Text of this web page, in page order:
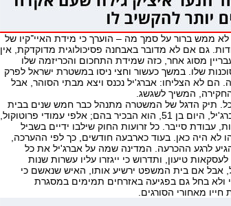
ממש ברור על סמך מה – הוערך כי מידת האיי־קיו של
עומדת על 150 נקודות. גם אם לא מדובר באבחנה פסיכולוגית מדוקדקת, אין
מסוג אחר, כזה שמידת התחכום והכריזמה שלו
שלו. במשך כעשור וחצי ניסו במשטרת ישראל לפרק
לא הצליחו: אברג'יל נכנס ויצא מבתי הסוהר, אבל
המשיך לשגשג.
512 ושינה הכל. תיק הדגל של המשטרה מתנהל כבר חמש שנים בבית
המשפט. 20 נאשמים, שאברג'יל, היום בן 51, הוא הבכיר בהם; אלפי עמודי פרוטוקול,
עבודת סייבר. כל זרועות החוק שילבו ידיים בשביל
לא היה כאן. בעוד כארבעה חודשים, כך לפי ההערכה,
לרגע ההכרעה. המדינה שמה על אברג'יל את כל
טיעון, ותדרוש כי ייגזרו עליו עשרות שנות
אבל אם בית המשפט ירשיע אותו, האיש שנאשם כי
ולא בחל גם בפגיעה באזרחים תמימים במסגרת
מאחורי הסורגים.